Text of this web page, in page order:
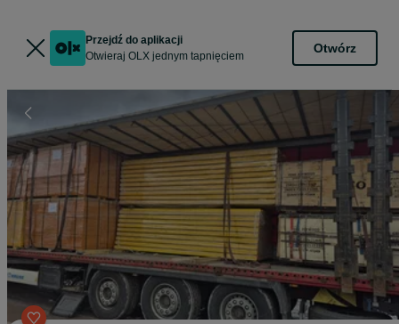
Przejdź do aplikacji
Otwieraj OLX jednym tapnięciem
Otwórz